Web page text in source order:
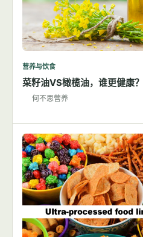
营养与饮食
菜籽油VS橄榄油，谁更健康？
何不思营养